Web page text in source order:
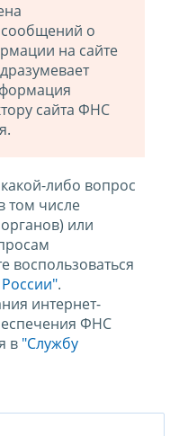
о
на сайте
сайта ФНС
либо вопрос
том числе
или
воспользоваться
.
интернет-
ФНС
в "Службу